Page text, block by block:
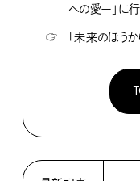
への愛ー」に行
☞
「未来のほうか